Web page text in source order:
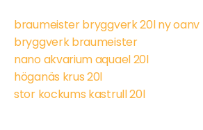
braumeister bryggverk 20l ny oanv
bryggverk braumeister
nano akvarium aquael 20l
höganäs krus 20l
stor kockums kastrull 20l